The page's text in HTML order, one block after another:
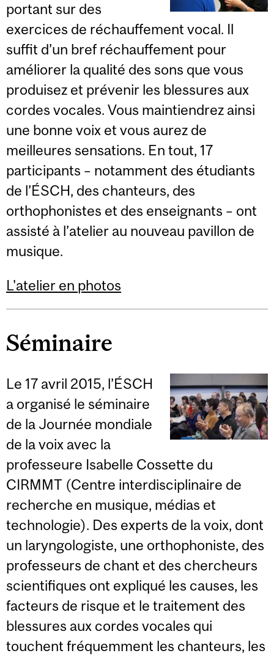
portant sur des
exercices de réchauffement vocal. Il
suffit d’un bref réchauffement pour
améliorer la qualité des sons que vous
produisez et prévenir les blessures aux
cordes vocales. Vous maintiendrez ainsi
une bonne voix et vous aurez de
meilleures sensations. En tout, 17
participants – notamment des étudiants
de l’ÉSCH, des chanteurs, des
orthophonistes et des enseignants – ont
assisté à l’atelier au nouveau pavillon de
musique.
L'atelier en photos
Séminaire
Le 17 avril 2015, l’ÉSCH
a organisé le séminaire
de la Journée mondiale
de la voix avec la
professeure Isabelle Cossette du
CIRMMT (Centre interdisciplinaire de
recherche en musique, médias et
technologie). Des experts de la voix, dont
un laryngologiste, une orthophoniste, des
professeurs de chant et des chercheurs
scientifiques ont expliqué les causes, les
facteurs de risque et le traitement des
blessures aux cordes vocales qui
touchent fréquemment les chanteurs, les